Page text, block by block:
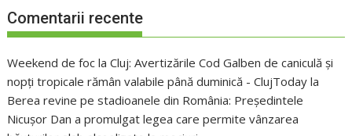
Comentarii recente
Weekend de foc la Cluj: Avertizările Cod Galben de caniculă și
nopți tropicale rămân valabile până duminică - ClujToday la
Berea revine pe stadioanele din România: Președintele
Nicușor Dan a promulgat legea care permite vânzarea